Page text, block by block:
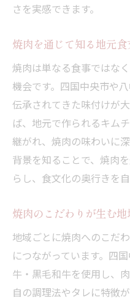
さを実感できます。
焼肉を通じて知る地元
焼肉は単なる食事ではな
機会です。四国中央市や
伝承されてきた味付けが
ば、地元で作られるキム
継がれ、焼肉の味わいに
背景を知ることで、焼肉
らし、食文化の奥行きを
焼肉のこだわりが生む
地域ごとに焼肉へのこだ
につながっています。四
牛・黒毛和牛を使用し、
自の調理法やタレに特徴